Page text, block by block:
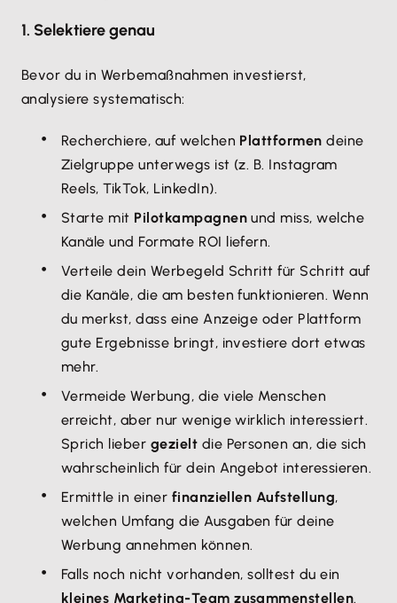
1. Selektiere genau
Bevor du in Werbemaßnahmen investierst,
analysiere systematisch:
Recherchiere, auf welchen Plattformen deine
Zielgruppe unterwegs ist (z. B. Instagram
Reels, TikTok, LinkedIn).
Starte mit Pilotkampagnen und miss, welche
Kanäle und Formate ROI liefern.
Verteile dein Werbegeld Schritt für Schritt auf
die Kanäle, die am besten funktionieren. Wenn
du merkst, dass eine Anzeige oder Plattform
gute Ergebnisse bringt, investiere dort etwas
mehr.
Vermeide Werbung, die viele Menschen
erreicht, aber nur wenige wirklich interessiert.
Sprich lieber gezielt die Personen an, die sich
wahrscheinlich für dein Angebot interessieren.
Ermittle in einer finanziellen Aufstellung,
welchen Umfang die Ausgaben für deine
Werbung annehmen können.
Falls noch nicht vorhanden, solltest du ein
kleines Marketing-Team zusammenstellen.